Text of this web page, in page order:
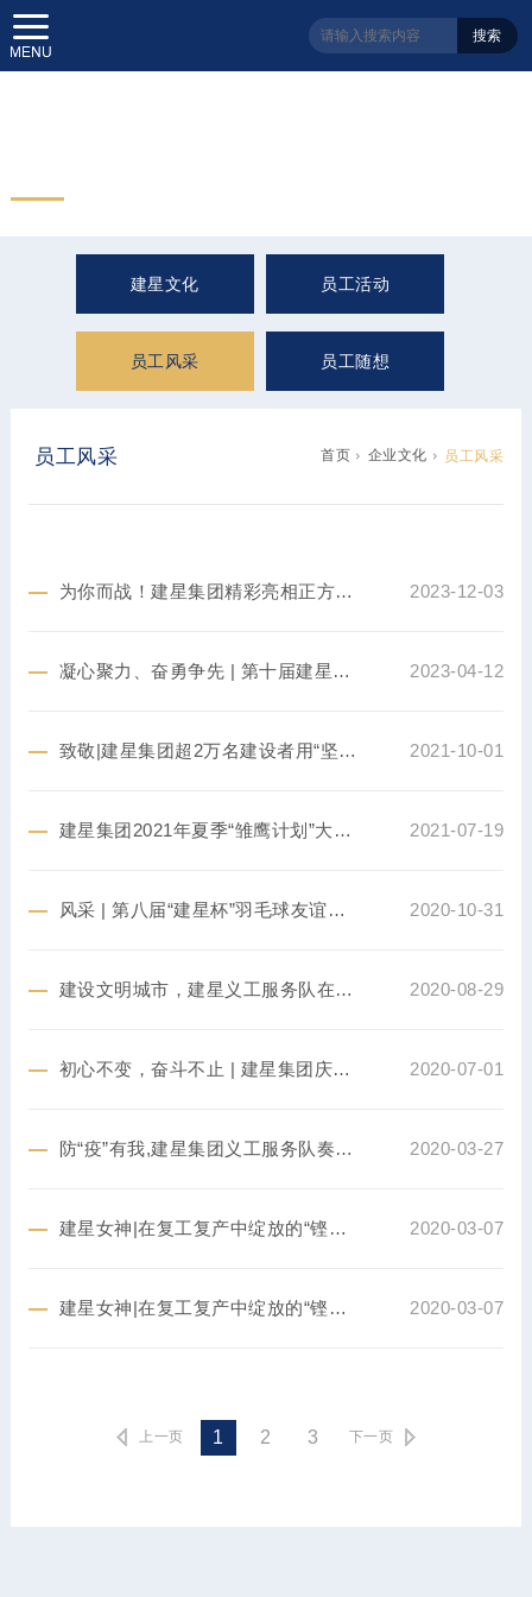
搜索
建星文化 员工活动
员工风采 员工随想
员工风采 首页 企业文化 员工风采
为你而战！建星集团精彩亮相正方集团“第七届职工运动会” 2023-12-03
凝心聚力、奋勇争先 | 第十届建星杯篮球赛圆满落幕 2023-04-12
致敬|建星集团超2万名建设者用“坚守”献礼国庆 2021-10-01
建星集团2021年夏季“雏鹰计划”大学生集训营正式开训 2021-07-19
风采 | 第八届“建星杯”羽毛球友谊赛精彩“羽”共 2020-10-31
建设文明城市，建星义工服务队在行动 2020-08-29
初心不变，奋斗不止 | 建星集团庆祝建党99周年 2020-07-01
防“疫”有我,建星集团义工服务队奏响青春战歌 2020-03-27
建星女神|在复工复产中绽放的“铿锵玫瑰” 2020-03-07
建星女神|在复工复产中绽放的“铿锵玫瑰” 2020-03-07
上一页 1 2 3 下一页